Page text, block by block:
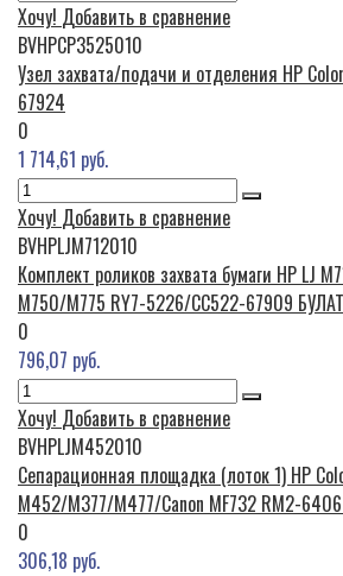
Хочу! Добавить в сравнение
BVHPCP3525010
Узел захвата/подачи и отделения HP
67924
0
1 714,61 руб.
Хочу! Добавить в сравнение
BVHPLJM712010
Комплект роликов захвата бумаги HP LJ
M750/M775 RY7-5226/CC522-67909
0
796,07 руб.
Хочу! Добавить в сравнение
BVHPLJM452010
Сепарационная площадка (лоток 1) HP
M452/M377/M477/Canon MF732 RM2-
0
306,18 руб.